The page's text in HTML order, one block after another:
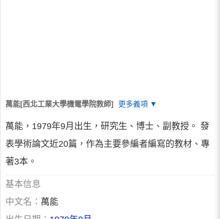
萬能[西北工業大學機電學院教師] 更多義項 ▼
萬能，1979年9月出生，研究生、博士、副教授。 發
表學術論文近20篇，作為主要參編者編寫的教材、專
著3本。
基本信息
中文名： 萬能